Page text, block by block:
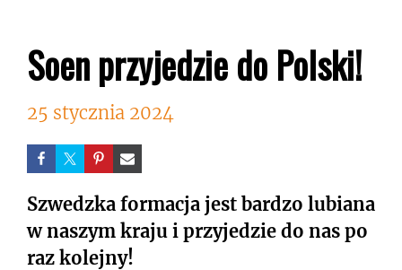
Soen przyjedzie do Polski!
25 stycznia 2024
Szwedzka formacja jest bardzo lubiana
w naszym kraju i przyjedzie do nas po
raz kolejny!